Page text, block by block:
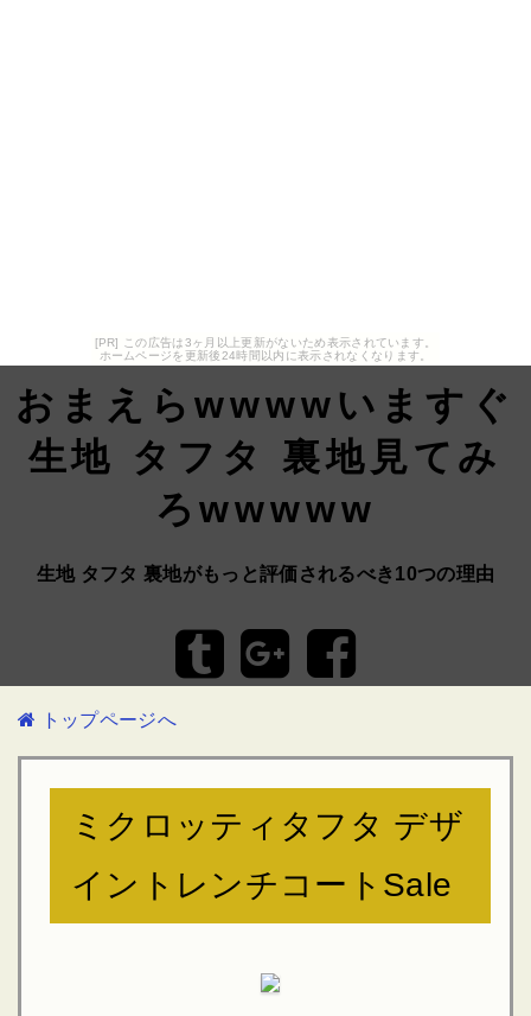
[PR] この広告は3ヶ月以上更新がないため表示されています。
ホームページを更新後24時間以内に表示されなくなります。
おまえらwwwwいますぐ
生地 タフタ 裏地見てみ
ろwwwww
生地 タフタ 裏地がもっと評価されるべき10つの理由
トップページへ
ミクロッティタフタ デザ
イントレンチコートSale